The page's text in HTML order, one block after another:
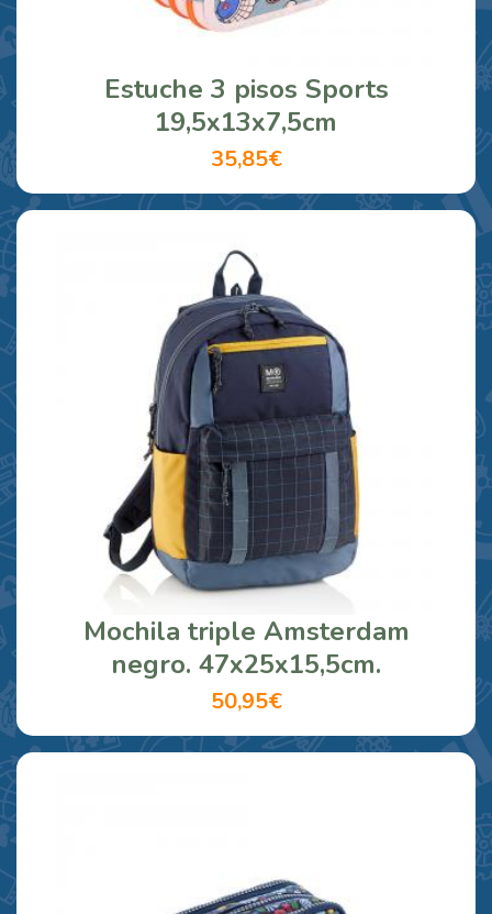
Estuche 3 pisos Sports
19,5x13x7,5cm
35,85€
Mochila triple Amsterdam
negro. 47x25x15,5cm.
50,95€